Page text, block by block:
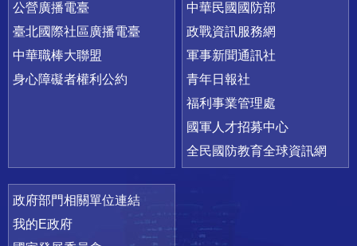
公營廣播電臺
臺北國際社區廣播電臺
中華職棒大聯盟
身心障礙者權利公約
中華民國國防部
政戰資訊服務網
軍事新聞通訊社
青年日報社
福利事業管理處
國軍人才招募中心
全民國防教育全球資訊網
政府部門相關單位連結
我的E政府